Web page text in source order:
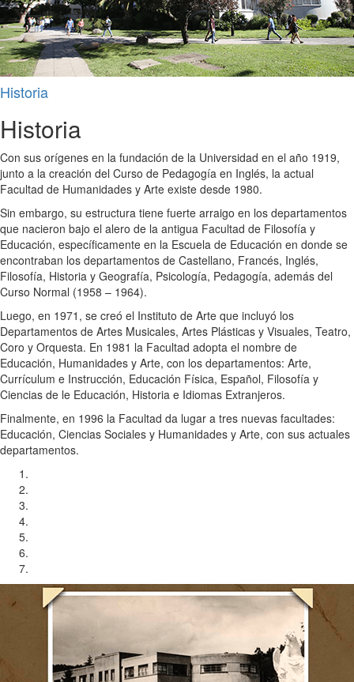
Historia
Historia
Con sus orígenes en la fundación de la Universidad en el año 1919,
junto a la creación del Curso de Pedagogía en Inglés, la actual
Facultad de Humanidades y Arte existe desde 1980.
Sin embargo, su estructura tiene fuerte arraigo en los departamentos
que nacieron bajo el alero de la antigua Facultad de Filosofía y
Educación, específicamente en la Escuela de Educación en donde se
encontraban los departamentos de Castellano, Francés, Inglés,
Filosofía, Historia y Geografía, Psicología, Pedagogía, además del
Curso Normal (1958 – 1964).
Luego, en 1971, se creó el Instituto de Arte que incluyó los
Departamentos de Artes Musicales, Artes Plásticas y Visuales, Teatro,
Coro y Orquesta. En 1981 la Facultad adopta el nombre de
Educación, Humanidades y Arte, con los departamentos: Arte,
Currículum e Instrucción, Educación Física, Español, Filosofía y
Ciencias de le Educación, Historia e Idiomas Extranjeros.
Finalmente, en 1996 la Facultad da lugar a tres nuevas facultades:
Educación, Ciencias Sociales y Humanidades y Arte, con sus actuales
departamentos.